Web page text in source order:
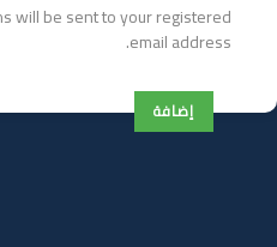
will be sent to your registered
email address.